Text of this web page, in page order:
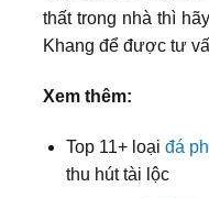
thất trong nhà thì
Khang để được tư
Xem thêm:
Top 11+ loại đá
thu hút tài lộc